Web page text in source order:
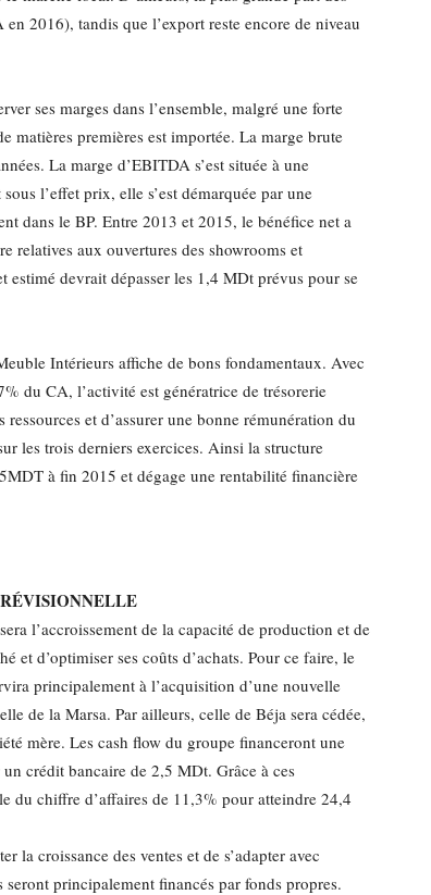
2016), tandis que l’export reste encore de niveau
ses marges dans l’ensemble, malgré une forte
matières premières est importée. La marge brute
La marge d’EBITDA s’est située à une
l’effet prix, elle s’est démarquée par une
dans le BP. Entre 2013 et 2015, le bénéfice net a
relatives aux ouvertures des showrooms et
devrait dépasser les 1,4 MDt prévus pour se
Intérieurs affiche de bons fondamentaux. Avec
du CA, l’activité est génératrice de trésorerie
et d’assurer une bonne rémunération du
les trois derniers exercices. Ainsi la structure
à fin 2015 et dégage une rentabilité financière
l’accroissement de la capacité de production et de
et d’optimiser ses coûts d’achats. Pour ce faire, le
principalement à l’acquisition d’une nouvelle
de la Marsa. Par ailleurs, celle de Béja sera cédée,
mère. Les cash flow du groupe financeront une
crédit bancaire de 2,5 MDt. Grâce à ces
du chiffre d’affaires de 11,3% pour atteindre 24,4
la croissance des ventes et de s’adapter avec
principalement financés par fonds propres.